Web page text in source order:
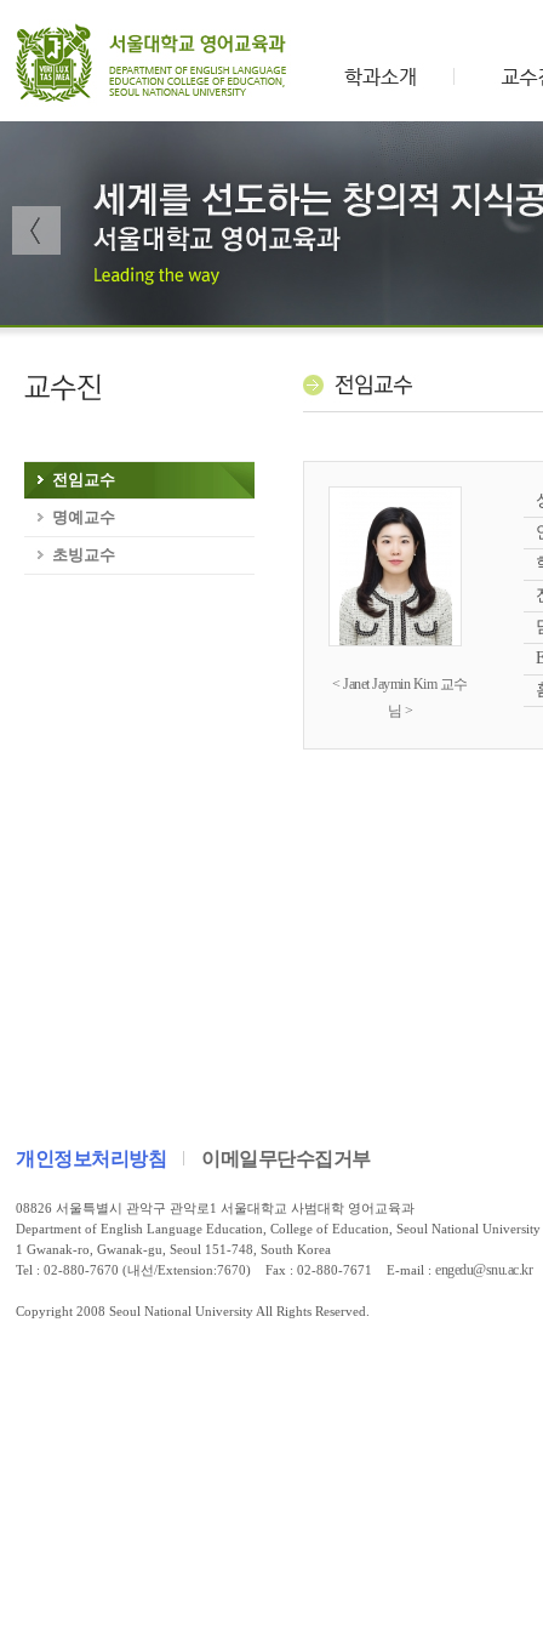
전임교수
명예교수
초빙교수
< Janet Jaymin Kim 교수
님 >
개인정보처리방침 이메일무단수집거부
08826 서울특별시 관악구 관악로1 서울대학교 사범대학 영어교육과
Department of English Language Education, College of Education, Seoul National University
1 Gwanak-ro, Gwanak-gu, Seoul 151-748, South Korea
Tel : 02-880-7670 (내선/Extension:7670) Fax : 02-880-7671 E-mail : engedu@snu.ac.kr
Copyright 2008 Seoul National University All Rights Reserved.